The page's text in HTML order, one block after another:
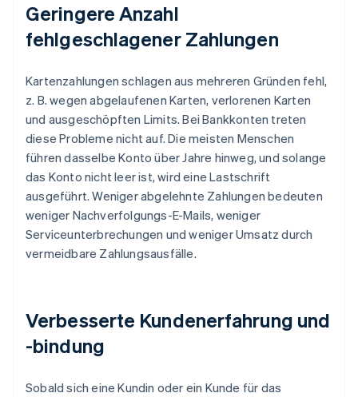
Geringere Anzahl
fehlgeschlagener Zahlungen
Kartenzahlungen schlagen aus mehreren Gründen fehl,
z. B. wegen abgelaufenen Karten, verlorenen Karten
und ausgeschöpften Limits. Bei Bankkonten treten
diese Probleme nicht auf. Die meisten Menschen
führen dasselbe Konto über Jahre hinweg, und solange
das Konto nicht leer ist, wird eine Lastschrift
ausgeführt. Weniger abgelehnte Zahlungen bedeuten
weniger Nachverfolgungs-E-Mails, weniger
Serviceunterbrechungen und weniger Umsatz durch
vermeidbare Zahlungsausfälle.
Verbesserte Kundenerfahrung und
-bindung
Sobald sich eine Kundin oder ein Kunde für das